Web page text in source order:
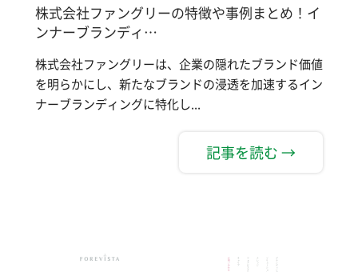
株式会社ファングリーの特徴や事例まとめ！イ
ンナーブランディ…
株式会社ファングリーは、企業の隠れたブランド価値
を明らかにし、新たなブランドの浸透を加速するイン
ナーブランディングに特化し...
記事を読む →